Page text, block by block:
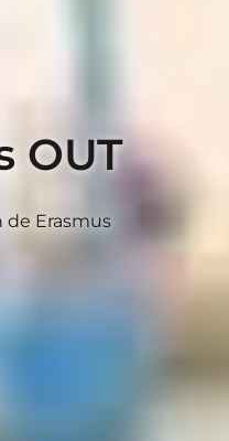
OUT
de Erasmus